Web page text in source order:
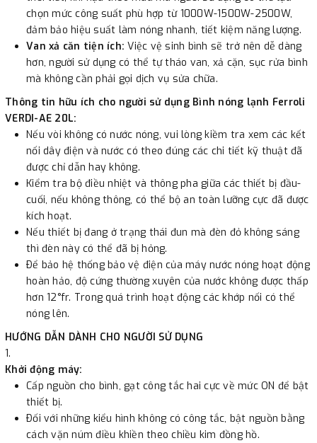
chọn mức công suất phù hợp từ 1000W-1500W-2500W,
đảm bảo hiệu suất làm nóng nhanh, tiết kiệm năng lượng.
Van xả căn tiện ích:Việc vệ sinh bình sẽ trở nên dễ dàng
hơn, người sử dụng có thể tự tháo van, xả cặn, sục rửa bình
mà không cần phải gọi dịch vụ sửa chữa.
Thông tin hữu ích cho người sử dụng Bình nóng lạnh Ferroli
VERDI-AE 20L:
Nếu vòi không có nước nóng, vui lòng kiềm tra xem các kết
nối dây điện và nước có theo đúng các chi tiết kỹ thuật đã
được chỉ dẫn hay không.
Kiểm tra bộ điều nhiệt và thông pha giữa các thiết bị đầu-
cuối, nếu không thông, có thể bộ an toàn lưỡng cực đã được
kích hoạt.
Nếu thiết bị đang ở trạng thái đun mà đèn đỏ không sáng
thì đèn này có thể đã bị hỏng.
Ðể bảo hệ thống bảo vệ điện của máy nước nóng hoạt động
hoàn hảo, độ cứng thường xuyên của nước không được thấp
hơn 12°fr. Trong quá trình hoạt động các khớp nối có thể
nóng lên.
HƯỚNG DẪN DÀNH CHO NGƯỜI SỬ DỤNG
Khởi động máy:
Cấp nguồn cho bình, gạt công tắc hai cực về mức ON để bật
thiết bị.
Ðối với những kiểu hình không có công tắc, bật nguồn bằng
cách vặn núm điều khiền theo chiều kim đồng hồ.